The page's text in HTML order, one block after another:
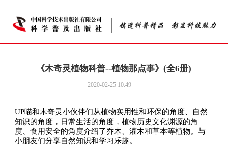
《木奇灵植物科普--植物那点事》(全6册)
2020-02-25 10:49
UP喵和木奇灵小伙伴们从植物实用性和环保的角度、自然
知识的角度，日常生活的角度，植物历史文化渊源的角
度、食用安全的角度介绍了乔木、灌木和草本等植物。与
小朋友们分享自然知识和学习乐趣。